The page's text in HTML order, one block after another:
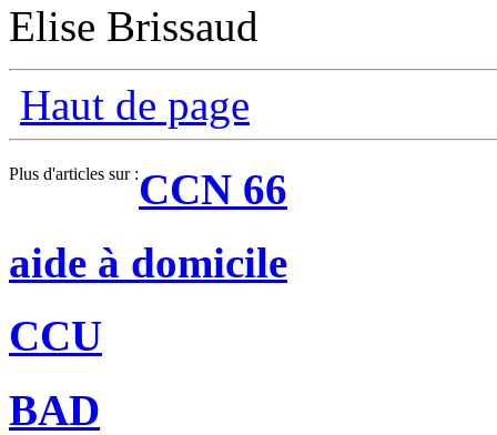
Elise Brissaud
Haut de page
Plus d'articles sur :CCN 66
aide à domicile
CCU
BAD